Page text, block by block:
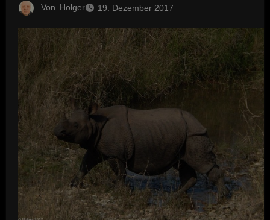
Von Holger 19. Dezember 2017